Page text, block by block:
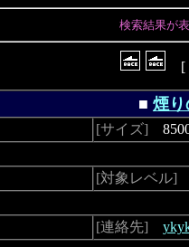
検索結果が
[
■ 煙り
[サイズ]
[対象レベル]
[連絡先]